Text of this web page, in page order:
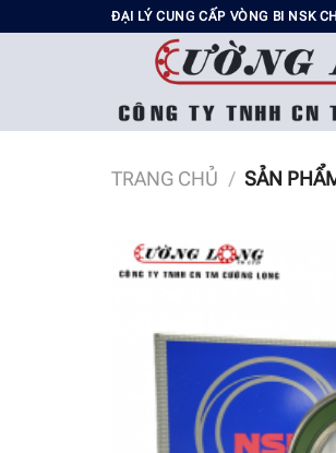
đến
ĐẠI LÝ CUNG CẤP VÒNG BI NSK
TRANG CHỦ / SẢN